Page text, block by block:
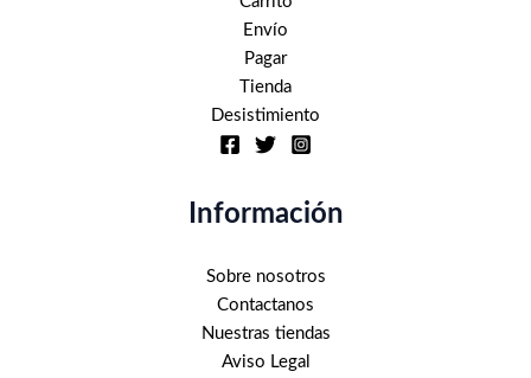
Envío
Pagar
Tienda
Desistimiento
Información
Sobre nosotros
Contactanos
Nuestras tiendas
Aviso Legal